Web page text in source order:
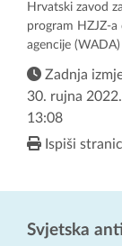
Hrvatski zavod
program HZJZ-
agencije (WADA)
Zadnja
30. rujna 2022.
13:08
Ispiši
Svjetska